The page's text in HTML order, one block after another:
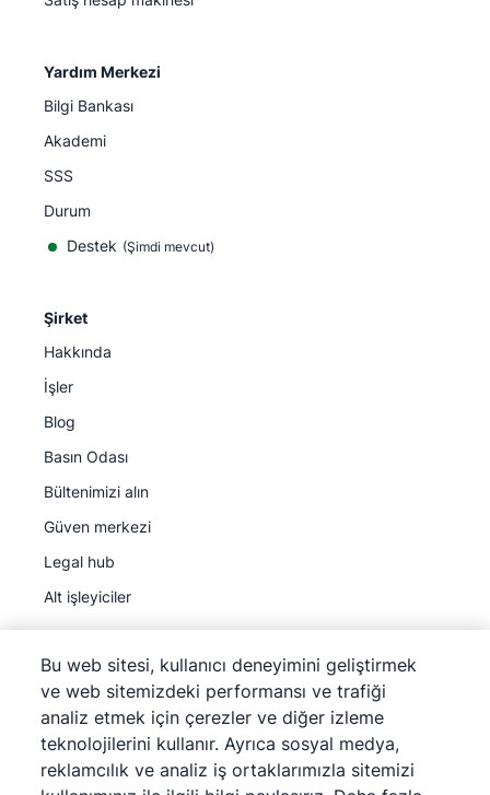
Yardım Merkezi
Bilgi Bankası
Akademi
SSS
Durum
Destek (Şimdi mevcut)
Şirket
Hakkında
İşler
Blog
Basın Odası
Bültenimizi alın
Güven merkezi
Legal hub
Alt işleyiciler
©2026Pipedrive
Pipedrive
Hizmet Koşulları
Bu web sitesi, kullanıcı deneyimini geliştirmek
ve web sitemizdeki performansı ve trafiği
analiz etmek için çerezler ve diğer izleme
teknolojilerini kullanır. Ayrıca sosyal medya,
reklamcılık ve analiz iş ortaklarımızla sitemizi